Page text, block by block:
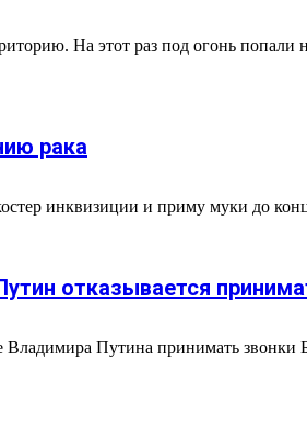
На этот раз под огонь
рака
инквизиции и приму муки до
отказывается
Путина принимать звонки